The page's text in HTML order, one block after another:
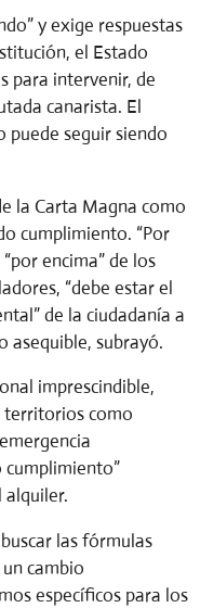
y exige respuestas
el Estado
para intervenir, de
canarista. El
puede seguir siendo
la Carta Magna como
cumplimiento. “Por
encima” de los
“debe estar el
de la ciudadanía a
asequible, subrayó.
imprescindible,
territorios como
cumplimiento”
alquiler.
las fórmulas
cambio
específicos para los